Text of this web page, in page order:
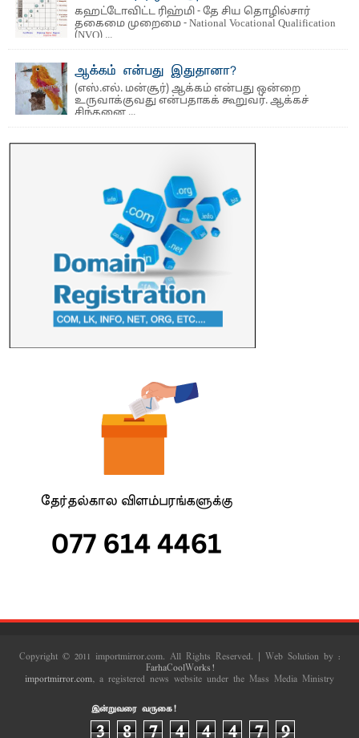
பல்கலைக்கழகத்தின் 18ஆவது பொதுப் பட்டமளிப்பு விழா ...
கஹட்டோவிட்ட ரிஹ்மி - தே சிய தொழில்சார்
தகைமை முறைமை - National Vocational Qualification
(NVQ) ...
ஆக்கம் என்பது இதுதானா?
(எஸ்.எல். மன்சூர்) ஆக்கம் என்பது ஒன்றை
உருவாக்குவது என்பதாகக் கூறுவர். ஆக்கச்
சிந்தனை ...
Copyright © 2011 importmirror.com. All Rights Reserved. | Web Solution by :
FarhaCoolWorks!
importmirror.com, a registered news website under the Mass Media Ministry
இன்றுவரை வருகை!
3 8 7 4 4 4 7 9